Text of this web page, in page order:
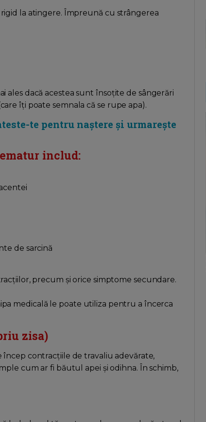
la atingere. Împreună cu strângerea
ales dacă acestea sunt însoțite de sângerări
îţi poate semnala că se rupe apa).
te pentru naștere și urmarește
includ:
de sarcină
precum și orice simptome secundare.
medicală le poate utiliza pentru a încerca
zisa)
contracțiile de travaliu adevărate,
cum ar fi băutul apei și odihna. În schimb,